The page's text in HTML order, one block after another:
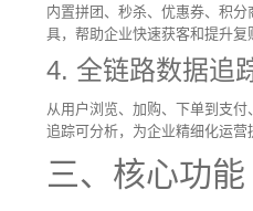
内置拼团、秒杀、优惠券、积
具，帮助企业快速获客和提升复
4. 全链路数据追
从用户浏览、加购、下单到支
追踪可分析，为企业精细化运营
三、核心功能